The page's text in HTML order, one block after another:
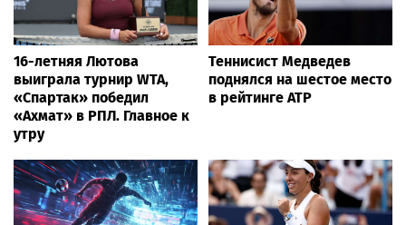
16-летняя Лютова
выиграла турнир WTA,
«Спартак» победил
«Ахмат» в РПЛ. Главное к
утру
Теннисист Медведев
поднялся на шестое место
в рейтинге ATP